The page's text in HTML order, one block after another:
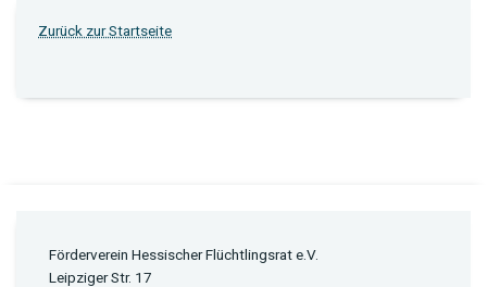
Zurück zur Startseite
Förderverein Hessischer Flüchtlingsrat e.V.
Leipziger Str. 17